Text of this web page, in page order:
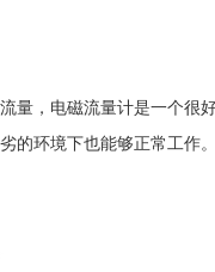
量，电磁流量计是一个很好
环境下也能够正常工作。